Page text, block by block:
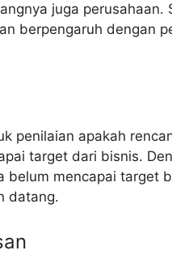
juga perusahaan.
berpengaruh dengan
penilaian apakah
target dari bisnis.
belum mencapai target
datang.